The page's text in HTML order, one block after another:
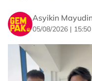
Asyikin
05/08/2026 |